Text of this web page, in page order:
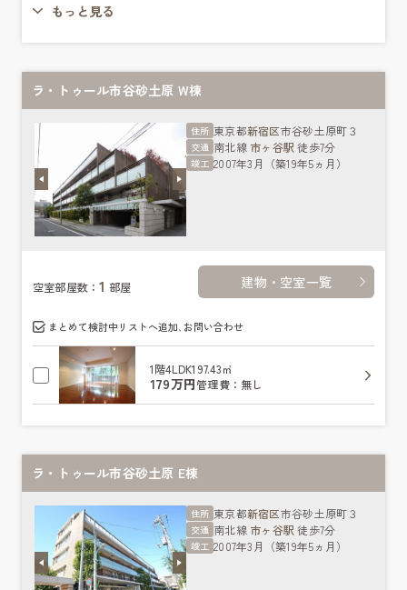
もっと見る
ラ・トゥール市谷砂土原 W棟
住所 東京都新宿区市谷砂土原町３
交通 南北線 市ヶ谷駅 徒歩7分
竣工 2007年3月（築19年5ヵ月）
空室部屋数：1 部屋 建物・空室一覧
まとめて検討中リストへ追加､お問い合わせ
1階4LDK197.43㎡
179万円管理費：無し
ラ・トゥール市谷砂土原 E棟
住所 東京都新宿区市谷砂土原町３
交通 南北線 市ヶ谷駅 徒歩7分
竣工 2007年3月（築19年5ヵ月）